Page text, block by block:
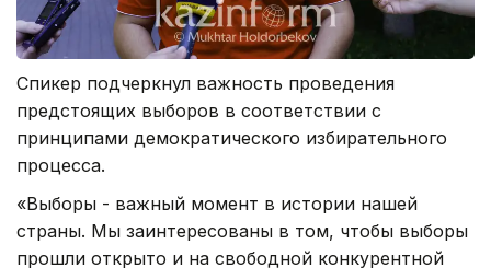
Спикер подчеркнул важность проведения
предстоящих выборов в соответствии с
принципами демократического избирательного
процесса.
«Выборы - важный момент в истории нашей
страны. Мы заинтересованы в том, чтобы выборы
прошли открыто и на свободной конкурентной